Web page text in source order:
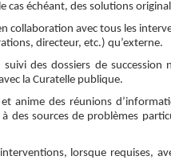
cas échéant, des solutions
collaboration avec tous les
directeur, etc.) qu’externe.
suivi des dossiers de
la Curatelle publique.
et anime des réunions
des sources de problèmes
lorsque requises,